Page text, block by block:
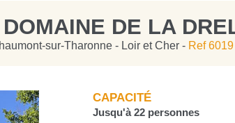
DOMAINE DE LA
sur-Tharonne - Loir et Cher - Ref 6019
CAPACITÉ
Jusqu'à 22 personnes